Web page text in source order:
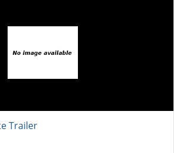
Trailer